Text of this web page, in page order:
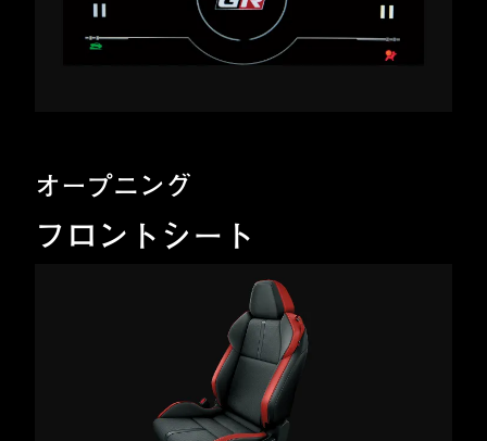
オープニング
フロントシート